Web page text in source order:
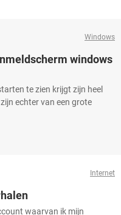
Windows
windows
te zien krijgt zijn heel
echter van een grote
Internet
waarvan ik mijn